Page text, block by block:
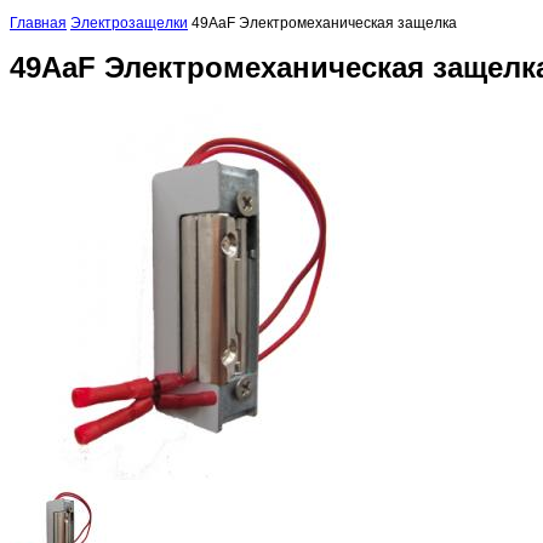
Главная Электрозащелки 49AaF Электромеханическая защелка
49AaF Электромеханическая